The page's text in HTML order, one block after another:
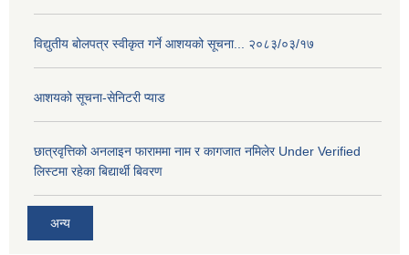
विद्युतीय बोलपत्र स्वीकृत गर्ने आशयको सूचना... २०८३/०३/१७
आशयको सूचना-सेनिटरी प्याड
छात्रवृत्तिको अनलाइन फाराममा नाम र कागजात नमिलेर Under Verified
लिस्टमा रहेका बिद्यार्थी बिवरण
अन्य